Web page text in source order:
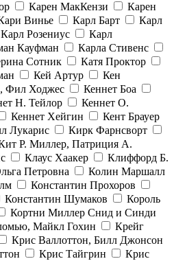
Карен МакКензи
Карен
Винье Карл Барт
Карл
Карл Розениус
Карл
Кауфман
Карла Стивенс
Сотник
Катя Проктор
Кей Артур
Кен
Фил Ходжес
Кеннет Боа
Н. Тейлор
Кеннет О.
Кеннет Хейгин
Кент Брауер
Лукарис
Кирк Фарнсворт
Р. Миллер, Патриция А.
Клаус Хаакер
Клиффорд Б.
Петровна
Колин Маршалл
Константин Прохоров
Константин Шумаков
Король
Кортни Миллер Снид и Синди
Майкл Гохин
Крейг
Крис Валлоттон, Билл Джонсон
Крис Тайгрин
Крис